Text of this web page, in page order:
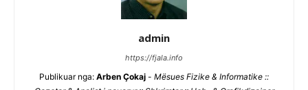
admin
https://fjala.info
Publikuar nga: Arben Çokaj - Mësues Fizike & Informatike ::